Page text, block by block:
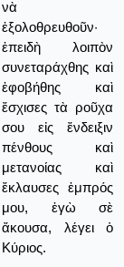
νὰ
ἐξολοθρευθοῦν·
ἐπειδὴ λοιπὸν
συνεταράχθης καὶ
ἐφοβήθης καὶ
ἔσχισες τὰ ροῦχα
σου εἰς ἔνδειξιν
πένθους καὶ
μετανοίας καὶ
ἔκλαυσες ἐμπρός
μου, ἐγὼ σὲ
ἄκουσα, λέγει ὁ
Κύριος.